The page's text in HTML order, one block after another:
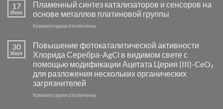
17
Июн
Пламенный синтез катализаторов и сенсоров на
основе металлов платиновой группы
Комментариик
Пламенный
синтез
катализаторов
и
сенсоров
на
основе
отключены
30
Июл
Повышение фотокаталитической активности
Хлорида Серебра-AgCl в видимом свете с
помощью модификации Ацетата Церия (III)-CeO₂
для разложения нескольких органических
загрязнителей
Комментариикотключены